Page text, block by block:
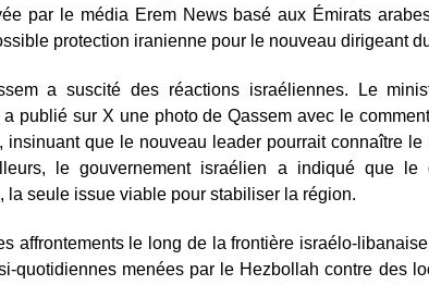
par le média Erem News basé aux Émirats
protection iranienne pour le nouveau dirigeant
a suscité des réactions israéliennes. Le
publié sur X une photo de Qassem avec le
insinuant que le nouveau leader pourrait connaître le
le gouvernement israélien a indiqué que le
la seule issue viable pour stabiliser la région.
affrontements le long de la frontière israélo-
quotidiennes menées par le Hezbollah contre des